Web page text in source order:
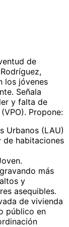
de
los jóvenes
Señala
y falta de
Propone:
Urbanos (LAU)
de habitaciones
más
y
asequibles.
de vivienda
público en